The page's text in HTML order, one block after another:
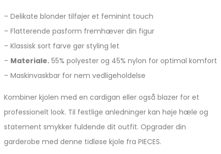
– Delikate blonder tilføjer et feminint touch
– Flatterende pasform fremhæver din figur
– Klassisk sort farve gør styling let
– Materiale. 55% polyester og 45% nylon for optimal komfort
– Maskinvaskbar for nem vedligeholdelse
Kombiner kjolen med en cardigan eller også blazer for et
professionelt look. Til festlige anledninger kan høje hæle og
statement smykker fuldende dit outfit. Opgrader din
garderobe med denne tidløse kjole fra PIECES.